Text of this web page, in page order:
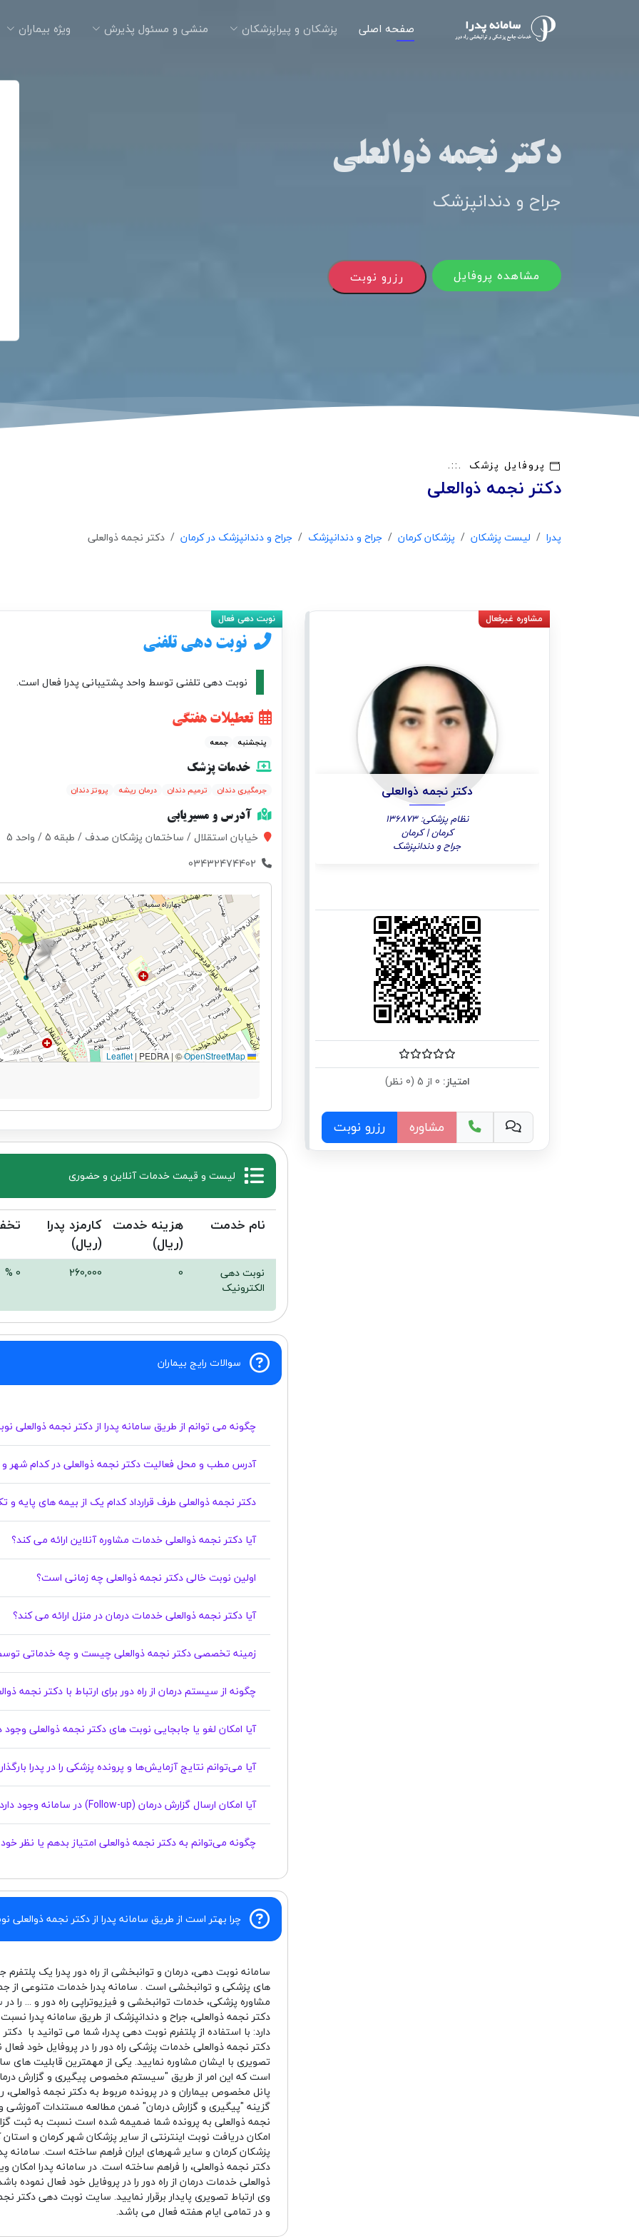
صفحه اصلی پزشکان و پیراپزشکان منشی و مسئول پذیرش ویژه بیماران
دکتر نجمه ذوالعلی
جراح و دندانپزشک
رزرو نوبت مشاهده پروفایل
پروفایل پزشک
دکتر نجمه ذوالعلی
پدرا لیست پزشکان پزشکان کرمان جراح و دندانپزشک جراح و دندانپزشک در کرمان دکتر نجمه ذوالعلی
دکتر نجمه ذوالعلی
نظام پزشکی: 136873
کرمان | کرمان
جراح و دندانپزشک
امتیاز:
مشاوره رزرو نوبت
نوبت دهی تلفنی
نوبت دهی تلفنی توسط واحد پشتیبانی پدرا فعال است.
تعطیلات هفتگی
پنجشنبه جمعه
خدمات پزشک
جرمگیری دندان ترمیم دندان درمان ریشه پروتز دندان
آدرس و مسیریابی
خیابان استقلال / ساختمان پزشکان صدف / طبقه 5 / واحد 5
|PEDRA | ©OpenStreetMap
لیست و قیمت خدمات آنلاین و حضوری
نام خدمت
هزینه خدمت
(ریال)
کارمزد پدرا
(ریال)
نوبت دهی
الکترونیک
0
260,000
0 %
سوالات رایج بیماران
چگونه می توانم از طریق سامانه پدرا از دکتر نجمه ذوالعلی
آدرس مطب و محل فعالیت دکتر نجمه ذوالعلی در کدام شهر
دکتر نجمه ذوالعلی طرف قرارداد کدام یک از بیمه های پایه
آیا دکتر نجمه ذوالعلی خدمات مشاوره آنلاین ارائه می کند؟
اولین نوبت خالی دکتر نجمه ذوالعلی چه زمانی است؟
آیا دکتر نجمه ذوالعلی خدمات درمان در منزل ارائه می کند؟
زمینه تخصصی دکتر نجمه ذوالعلی چیست و چه خدماتی
چگونه از سیستم درمان از راه دور برای ارتباط با دکتر نجمه
آیا امکان لغو یا جابجایی نوبت های دکتر نجمه ذوالعلی وجود دارد؟
آیا می‌توانم نتایج آزمایش‌ها و پرونده پزشکی را در پدرا
آیا امکان ارسال گزارش درمان (Follow-up) در سامانه وجود دارد؟
چگونه می‌توانم به دکتر نجمه ذوالعلی امتیاز بدهم یا نظر
چرا بهتر است از طریق سامانه پدرا از دکتر نجمه ذوالعلی
سامانه نوبت دهی، درمان و توانبخشی از راه دور پدرا یک
های پزشکی و توانبخشی است . سامانه پدرا خدمات متنوعی از
مشاوره پزشکی، خدمات توانبخشی و فیزیوتراپی راه دور و ... را
دکتر نجمه ذوالعلی، جراح و دندانپزشک از طریق سامانه پدرا
دارد: با استفاده از پلتفرم نوبت دهی پدرا، شما می توانید با
دکتر نجمه ذوالعلی خدمات پزشکی راه دور را در پروفایل خود
تصویری با ایشان مشاوره نمایید. یکی از مهمترین قابلیت های
است که این امر از طریق "سیستم مخصوص پیگیری و گزارش
پانل مخصوص بیماران و در پرونده مربوط به دکتر نجمه ذوالعلی،
گزینه "پیگیری و گزارش درمان" ضمن مطالعه مستندات آموزشی
نجمه ذوالعلی به پرونده شما ضمیمه شده است نسبت به ثبت
امکان دریافت نوبت اینترنتی از سایر پزشکان شهر کرمان و استان
پزشکان کرمان و سایر شهرهای ایران فراهم ساخته است. سامانه
دکتر نجمه ذوالعلی، را فراهم ساخته است. در سامانه پدرا
ذوالعلی خدمات درمان از راه دور را در پروفایل خود فعال نموده
وی ارتباط تصویری پایدار برقرار نمایید. سایت نوبت دهی دکتر
و در تمامی ایام هفته فعال می باشد.